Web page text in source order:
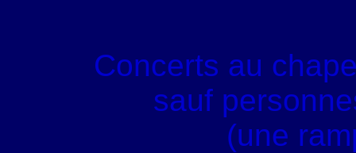
Concerts au
sauf
(une